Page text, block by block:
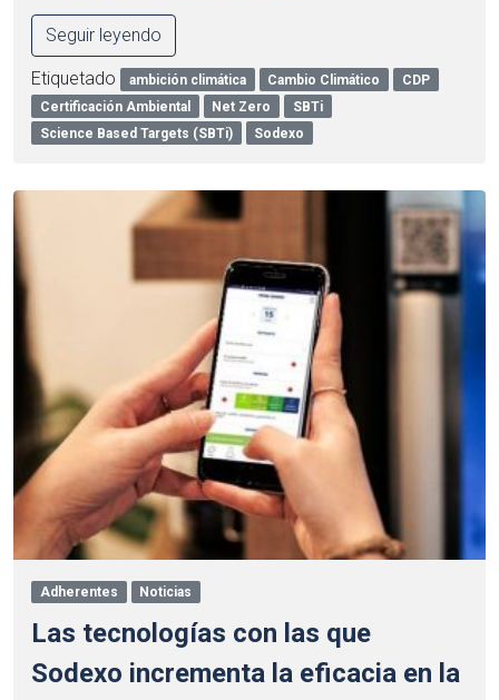
Seguir leyendo
Etiquetado ambición climática Cambio Climático
CDP
Certificación Ambiental
Net Zero
SBTi
Science Based Targets (SBTi)
Sodexo
Adherentes Noticias
Las tecnologías con las que
Sodexo incrementa la eficacia en la